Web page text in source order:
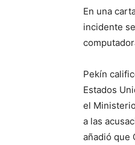
En una
incidente
Pekín
Estados
el
a las
añadió que